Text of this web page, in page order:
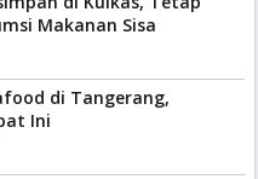
Makanan Sisa
di Tangerang,
Ini